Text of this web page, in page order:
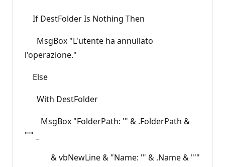
If DestFolder Is Nothing Then
MsgBox "L'utente ha annullato
l'operazione."
Else
With DestFolder
MsgBox "FolderPath: '" & .FolderPath &
"'" _
& vbNewLine & "Name: '" & .Name & "'"